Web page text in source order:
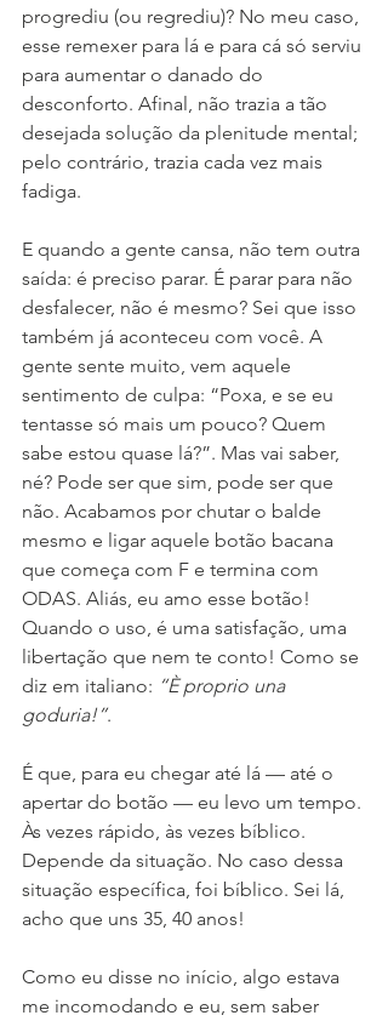
progrediu (ou regrediu)? No meu caso,
esse remexer para lá e para cá só serviu
para aumentar o danado do
desconforto. Afinal, não trazia a tão
desejada solução da plenitude mental;
pelo contrário, trazia cada vez mais
fadiga.
E quando a gente cansa, não tem outra
saída: é preciso parar. É parar para não
desfalecer, não é mesmo? Sei que isso
também já aconteceu com você. A
gente sente muito, vem aquele
sentimento de culpa: “Poxa, e se eu
tentasse só mais um pouco? Quem
sabe estou quase lá?”. Mas vai saber,
né? Pode ser que sim, pode ser que
não. Acabamos por chutar o balde
mesmo e ligar aquele botão bacana
que começa com F e termina com
ODAS. Aliás, eu amo esse botão!
Quando o uso, é uma satisfação, uma
libertação que nem te conto! Como se
diz em italiano: “È proprio una
goduria!”.
É que, para eu chegar até lá — até o
apertar do botão — eu levo um tempo.
Às vezes rápido, às vezes bíblico.
Depende da situação. No caso dessa
situação específica, foi bíblico. Sei lá,
acho que uns 35, 40 anos!
Como eu disse no início, algo estava
me incomodando e eu, sem saber